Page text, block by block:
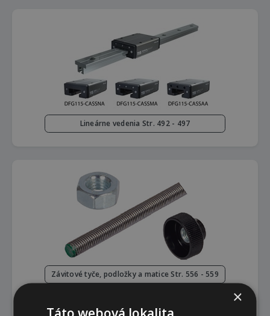
Lineárne vedenia Str. 492 - 497
Závitové tyče, podložky a matice Str. 556 - 559
×